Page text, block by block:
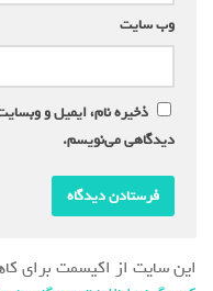
وب‌ سایت
ذخیره نام، ایمیل و
دیدگاهی می‌نویسم.
این سایت از اکیسمت برای